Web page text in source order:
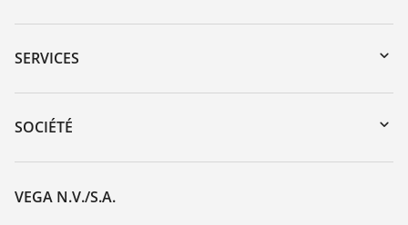
Téléchargements
Recherche par numéro de série
DTM Collection/PACTware
SERVICES
Retour d'appareil
Formations
SOCIÉTÉ
Carrière
À propos de VEGA
VEGA N.V./S.A.